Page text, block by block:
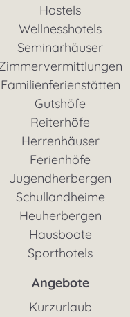
Hostels
Wellnesshotels
Seminarhäuser
Familienferienstätten
Gutshöfe
Reiterhöfe
Herrenhäuser
Ferienhöfe
Jugendherbergen
Schullandheime
Heuherbergen
Hausboote
Sporthotels
Angebote
Kurzurlaub